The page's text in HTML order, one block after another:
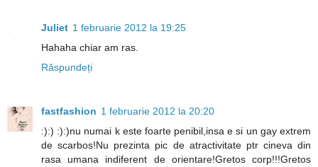
Juliet 1 februarie 2012 la 19:25
Hahaha chiar am ras.
Răspundeți
fastfashion 1 februarie 2012 la 20:20
:):) :):)nu numai k este foarte penibil,insa e si un gay extrem
de scarbos!Nu prezinta pic de atractivitate ptr cineva din
rasa umana indiferent de orientare!Gretos corp!!!Gretos